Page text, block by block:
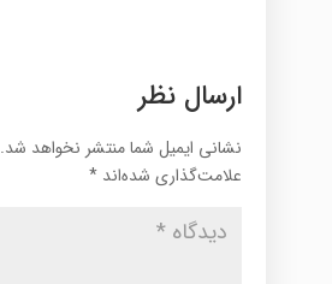
ارسال نظر
نشانی ایمیل شما منتشر نخواهد شد.
علامت‌گذاری شده‌اند *